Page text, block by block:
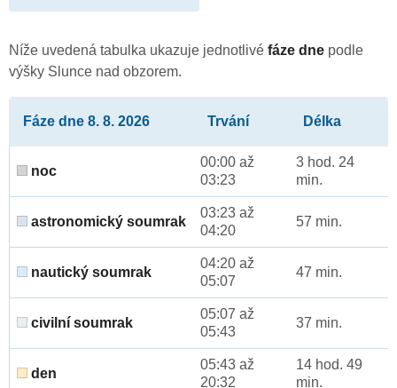
Níže uvedená tabulka ukazuje jednotlivé fáze dne podle
výšky Slunce nad obzorem.
Fáze dne 8. 8. 2026 Trvání Délka
noc
00:00 až
03:23
3 hod. 24
min.
astronomický soumrak
03:23 až
04:20
57 min.
nautický soumrak
04:20 až
05:07
47 min.
civilní soumrak
05:07 až
05:43
37 min.
den
05:43 až
20:32
14 hod. 49
min.